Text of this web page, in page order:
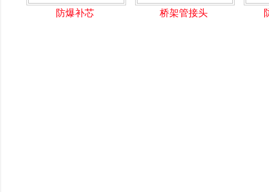
防爆补芯 桥架管接头